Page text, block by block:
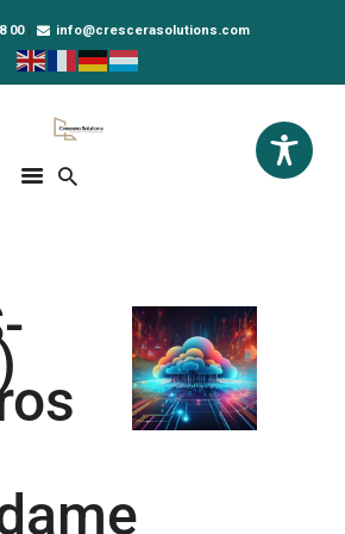
00 info@crescerasolutions.com
Solutions
for your evolution